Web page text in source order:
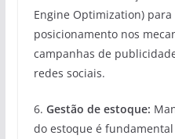
Engine Optimization)
posicionamento nos
campanhas de
redes sociais.
6. Gestão de estoque:
do estoque é